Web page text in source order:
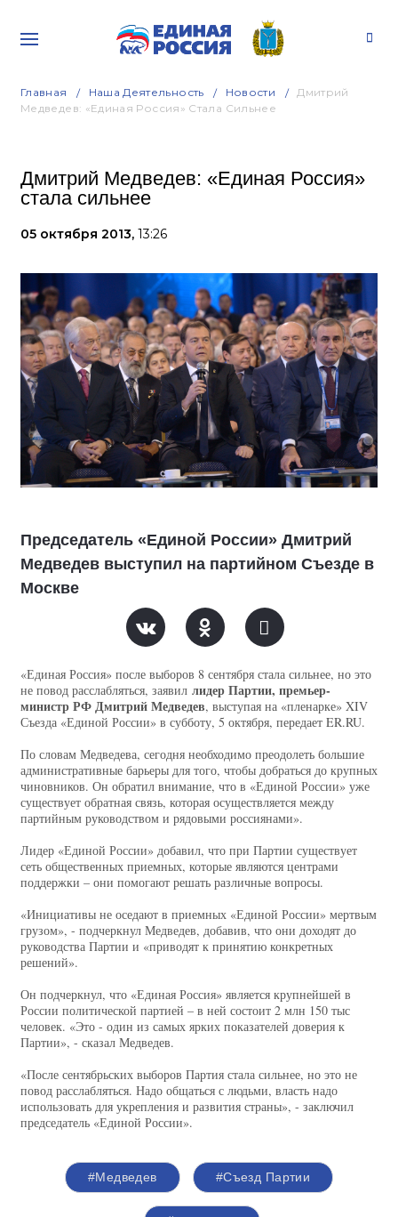
Главная Наша Деятельность Новости
Дмитрий
Медведев: «Единая Россия» Стала Сильнее
Дмитрий Медведев: «Единая Россия»
стала сильнее
05 октября 2013, 13:26
Председатель «Единой России» Дмитрий
Медведев выступил на партийном Съезде в
Москве
«Единая Россия» после выборов 8 сентября стала сильнее, но это
не повод расслабляться, заявил лидер Партии, премьер-
министр РФ Дмитрий Медведев, выступая на «пленарке» XIV
Съезда «Единой России» в субботу, 5 октября, передает ER.RU.
По словам Медведева, сегодня необходимо преодолеть большие
административные барьеры для того, чтобы добраться до крупных
чиновников. Он обратил внимание, что в «Единой России» уже
существует обратная связь, которая осуществляется между
партийным руководством и рядовыми россиянами».
Лидер «Единой России» добавил, что при Партии существует
сеть общественных приемных, которые являются центрами
поддержки – они помогают решать различные вопросы.
«Инициативы не оседают в приемных «Единой России» мертвым
грузом», - подчеркнул Медведев, добавив, что они доходят до
руководства Партии и «приводят к принятию конкретных
решений».
Он подчеркнул, что «Единая Россия» является крупнейшей в
России политической партией – в ней состоит 2 млн 150 тыс
человек. «Это - один из самых ярких показателей доверия к
Партии», - сказал Медведев.
«После сентябрьских выборов Партия стала сильнее, но это не
повод расслабляться. Надо общаться с людьми, власть надо
использовать для укрепления и развития страны», - заключил
председатель «Единой России».
#Медведев #Съезд Партии